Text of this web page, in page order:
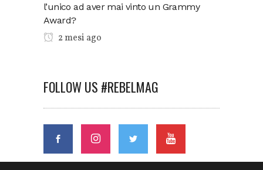
l’unico ad aver mai vinto un Grammy
Award?
2 mesi ago
FOLLOW US #REBELMAG